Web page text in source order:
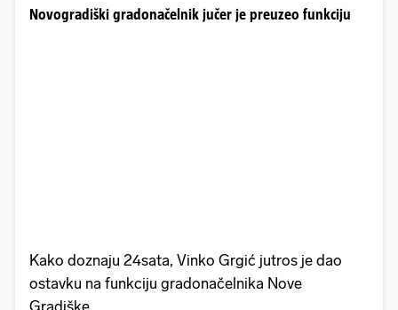
Novogradiški gradonačelnik jučer je preuzeo funkciju
Kako doznaju 24sata, Vinko Grgić jutros je dao
ostavku na funkciju gradonačelnika Nove